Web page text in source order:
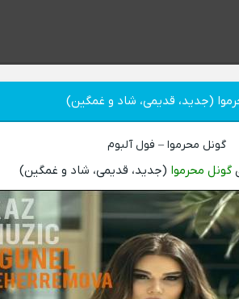
(جدید، قدیمی، شاد و غمگین)
گونل محرموا – فول آلبوم
گونل محرموا (جدید، قدیمی، شاد و غمگین)